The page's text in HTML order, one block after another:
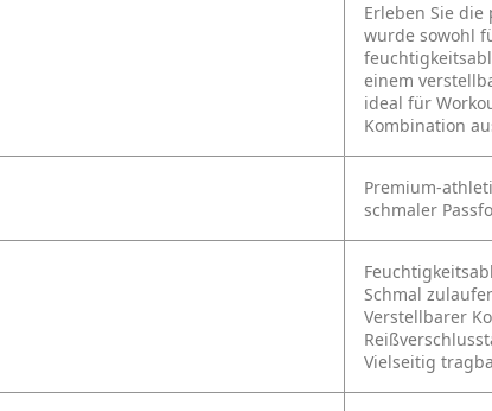
Erleben Sie
wurde sowohl
einem
ideal für
Kombination
Premium-
schmaler
Schmal
Verstellbarer
Vielseitig